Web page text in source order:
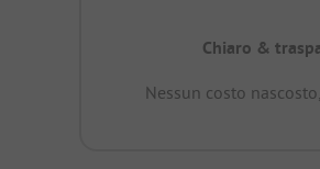
Chiaro &
Nessun costo